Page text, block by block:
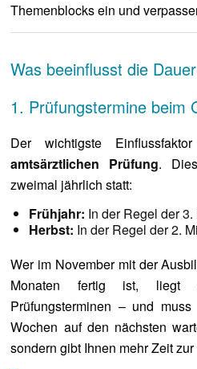
Themenblocks ein und
Was beeinflusst die
1. Prüfungstermine beim
Der wichtigste
amtsärztlichen Prüfung.
zweimal jährlich statt:
Frühjahr: In der Regel der
Herbst: In der Regel der 2.
Wer im November mit der
Monaten fertig ist, liegt
Prüfungsterminen – und
Wochen auf den nächsten
sondern gibt Ihnen mehr Zeit